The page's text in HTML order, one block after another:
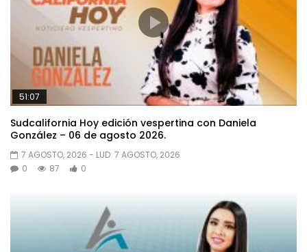
51:07
Sudcalifornia Hoy edición vespertina con Daniela
González – 06 de agosto 2026.
7 AGOSTO, 2026 - LUD: 7 AGOSTO, 2026
0
87 0